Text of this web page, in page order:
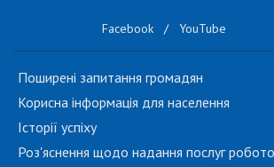
Facebook / YouTube
Поширені запитання громадян
Корисна інформація для населення
Історії успіху
Роз'яснення щодо надання послуг